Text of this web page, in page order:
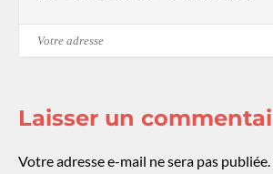
Laisser un
Votre adresse e-mail ne sera pas publiée.